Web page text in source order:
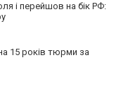
і перейшов на бік РФ:
15 років тюрми за